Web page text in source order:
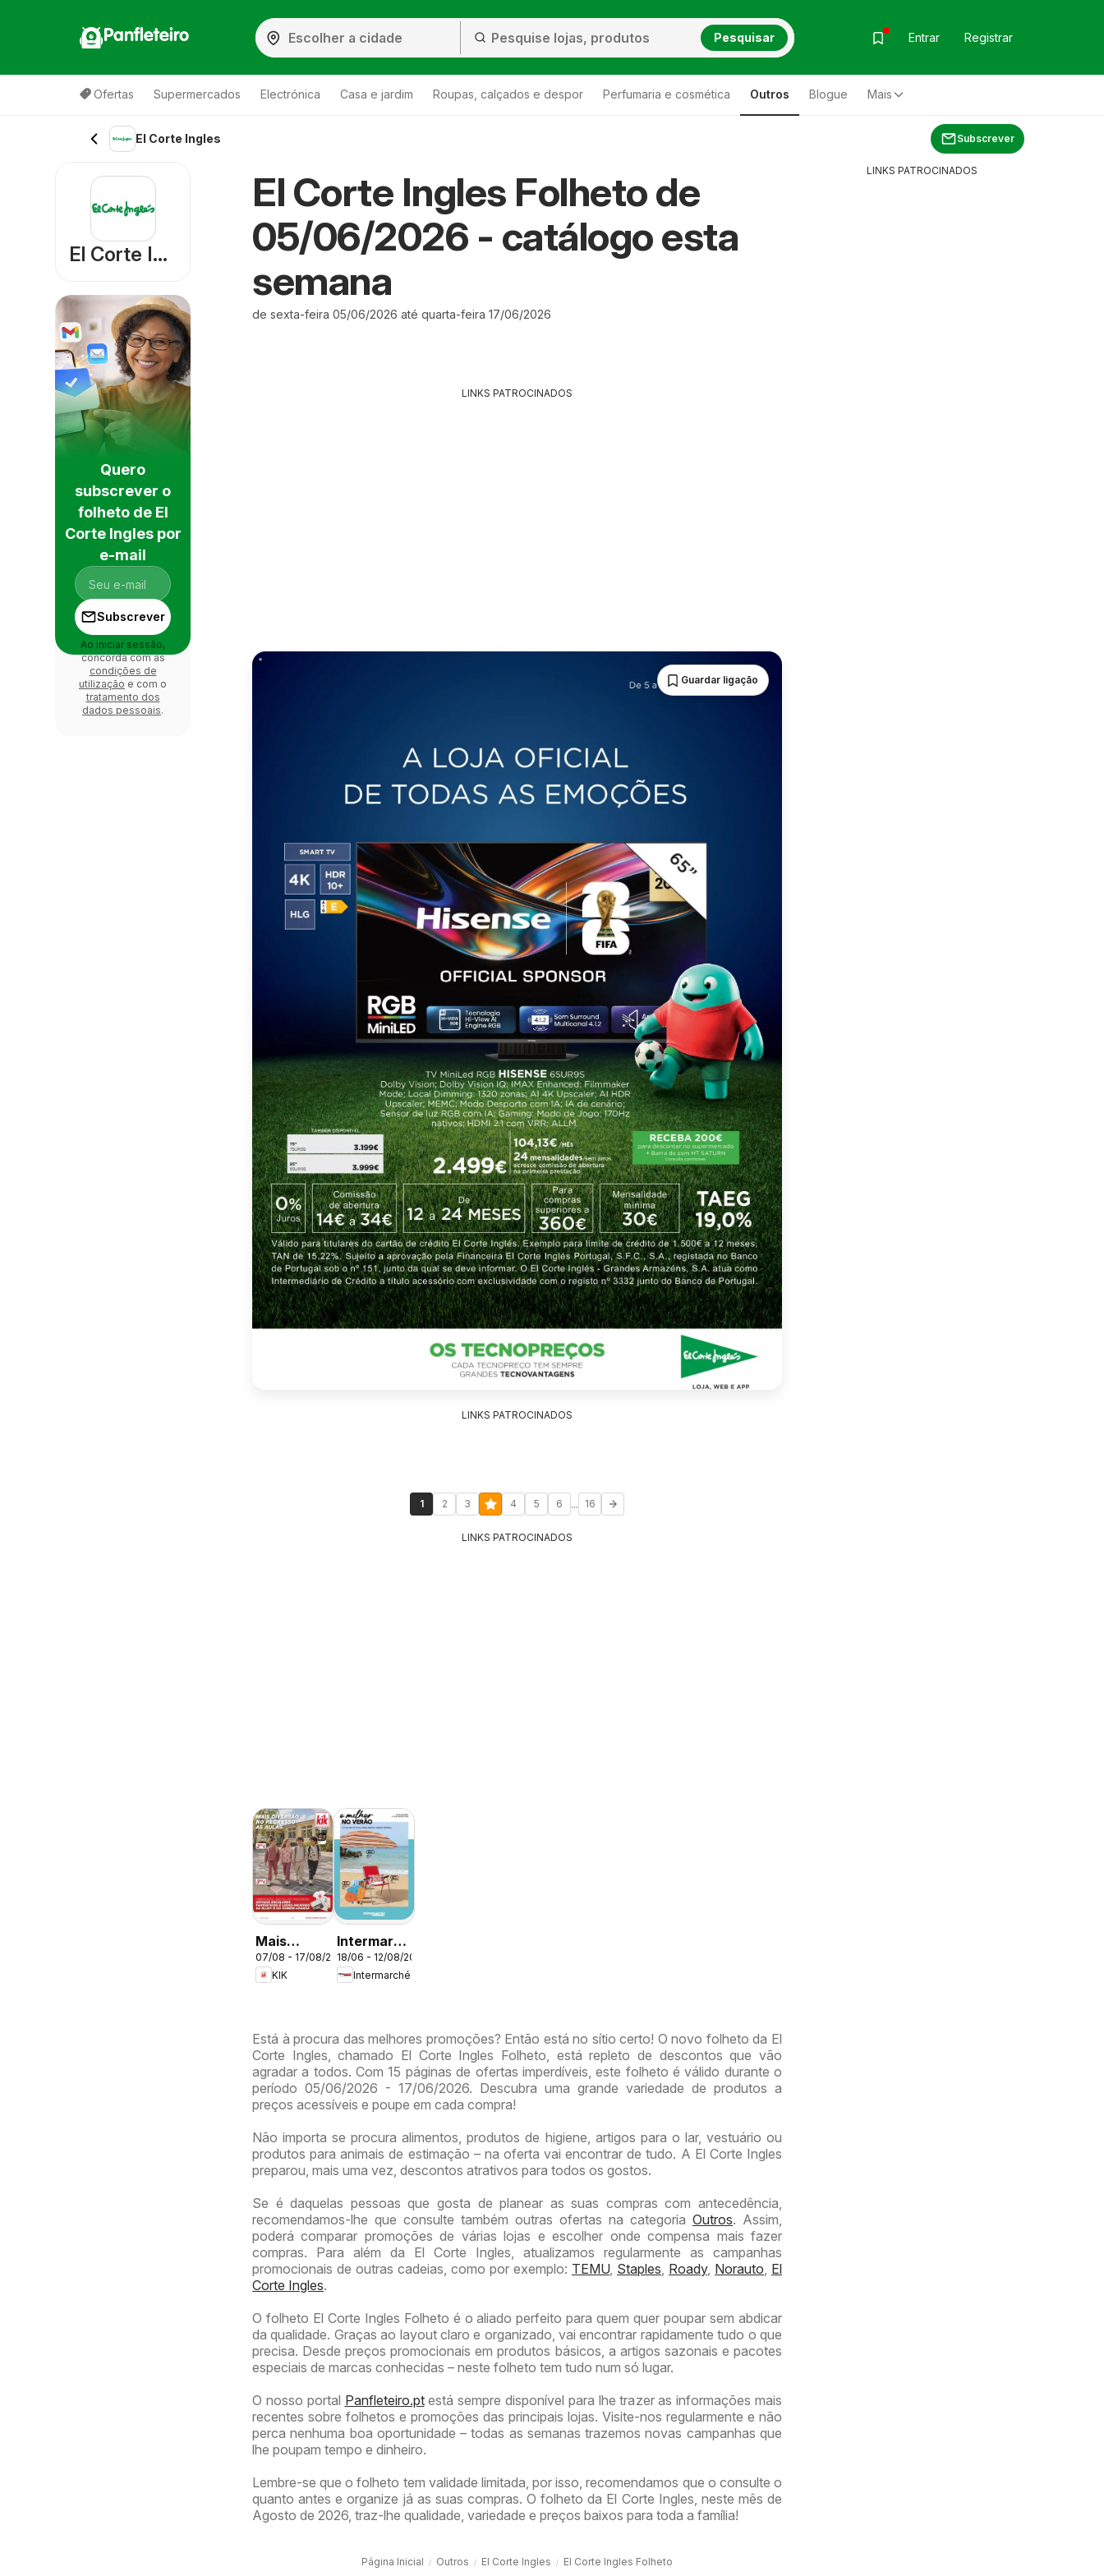
Panfleteiro Pesquisar Entrar Registrar
Ofertas Supermercados Electrónica Casa e jardim Roupas, calçados e despor Perfumaria e cosmética Outros Blogue Mais
El Corte Ingles Subscrever
El Corte Ingles Folheto de
05/06/2026 - catálogo esta
semana
de sexta-feira 05/06/2026 até quarta-feira 17/06/2026
LINKS PATROCINADOS
Guardar ligação
LINKS PATROCINADOS
1 2 3 4 5 6 ... 16
LINKS PATROCINADOS
Mais
diversão
no
07/08 - 17/08/2026
KIK
Intermarché
O melhor
no verão
18/06 - 12/08/2026
Intermarché
Está à procura das melhores promoções? Então está no sítio certo! O novo folheto da El
Corte Ingles, chamado El Corte Ingles Folheto, está repleto de descontos que vão
agradar a todos. Com 15 páginas de ofertas imperdíveis, este folheto é válido durante o
período 05/06/2026 - 17/06/2026. Descubra uma grande variedade de produtos a
preços acessíveis e poupe em cada compra!
Não importa se procura alimentos, produtos de higiene, artigos para o lar, vestuário ou
produtos para animais de estimação – na oferta vai encontrar de tudo. A El Corte Ingles
preparou, mais uma vez, descontos atrativos para todos os gostos.
Se é daquelas pessoas que gosta de planear as suas compras com antecedência,
recomendamos-lhe que consulte também outras ofertas na categoria Outros. Assim,
poderá comparar promoções de várias lojas e escolher onde compensa mais fazer
compras. Para além da El Corte Ingles, atualizamos regularmente as campanhas
promocionais de outras cadeias, como por exemplo: TEMU, Staples, Roady, Norauto, El
Corte Ingles.
O folheto El Corte Ingles Folheto é o aliado perfeito para quem quer poupar sem abdicar
da qualidade. Graças ao layout claro e organizado, vai encontrar rapidamente tudo o que
precisa. Desde preços promocionais em produtos básicos, a artigos sazonais e pacotes
especiais de marcas conhecidas – neste folheto tem tudo num só lugar.
O nosso portal Panfleteiro.ptestá sempre disponível para lhe trazer as informações mais
recentes sobre folhetos e promoções das principais lojas. Visite-nos regularmente e não
perca nenhuma boa oportunidade – todas as semanas trazemos novas campanhas que
lhe poupam tempo e dinheiro.
Lembre-se que o folheto tem validade limitada, por isso, recomendamos que o consulte o
quanto antes e organize já as suas compras. O folheto da El Corte Ingles, neste mês de
Agosto de 2026, traz-lhe qualidade, variedade e preços baixos para toda a família!
Página Inicial Outros El Corte Ingles El Corte Ingles Folheto
El Corte Ingles
Quero
subscrever o
folheto de El
Corte Ingles por
e-mail
Subscrever
Ao iniciar sessão,
concorda com as
condições de
utilização e com o
tratamento dos
dados pessoais.
LINKS PATROCINADOS